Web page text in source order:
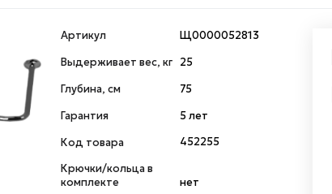
Артикул
Щ0000052813
Выдерживает вес, кг 25
Глубина, см
75
Гарантия
5 лет
Код товара
452255
Крючки/кольца в
комплекте
нет